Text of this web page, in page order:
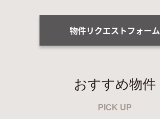
物件リクエストフォーム
おすすめ物件
PICK UP